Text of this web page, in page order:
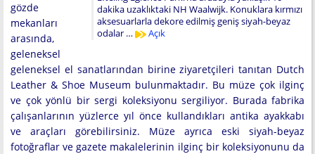
dakika uzaklıktaki NH Waalwijk. Konuklara kırmızı
aksesuarlarla dekore edilmiş geniş siyah-beyaz
odalar …
Açık
gözde
mekanları
arasında,
geleneksel
geleneksel el sanatlarından birine ziyaretçileri tanıtan Dutch
Leather & Shoe Museum bulunmaktadır. Bu müze çok ilginç
ve çok yönlü bir sergi koleksiyonu sergiliyor. Burada fabrika
çalışanlarının yüzlerce yıl önce kullandıkları antika ayakkabı
ve araçları görebilirsiniz. Müze ayrıca eski siyah-beyaz
fotoğraflar ve gazete makalelerinin ilginç bir koleksiyonunu da